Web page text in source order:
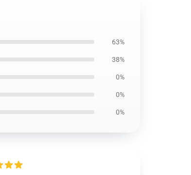
63%
38%
0%
0%
0%